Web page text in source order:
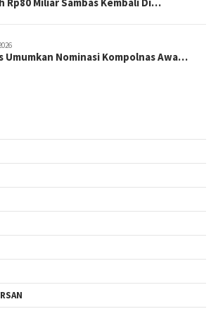
Umumkan Nominasi Kompolnas Awa…